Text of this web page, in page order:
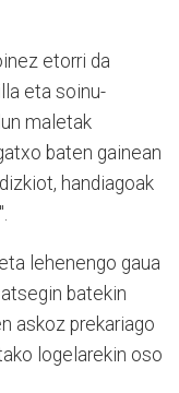
etorri da
eta soinu-
maletak
baten gainean
handiagoak
lehenengo gaua
batekin
askoz prekariago
logelarekin oso